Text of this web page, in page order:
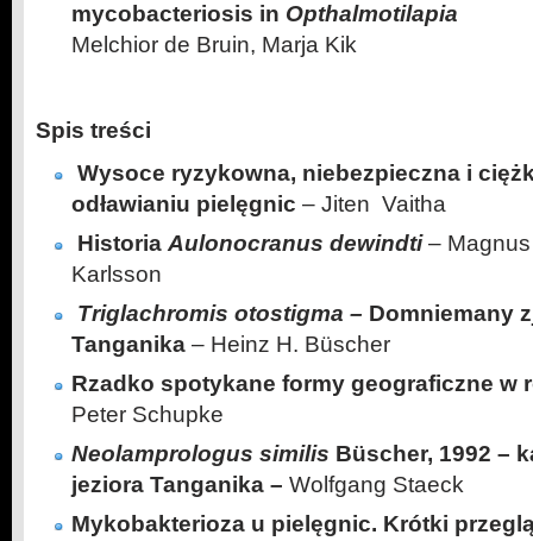
mycobacteriosis in Opthalmotilapia
Melchior de Bruin, Marja Kik
Spis treści
Wysoce ryzykowna, niebezpieczna i
odławianiu pielęgnic – Jiten Vaitha
HistoriaAulonocranus dewindti– Magnus
Karlsson
Triglachromis otostigma – Domniemany
Tanganika – Heinz H. Büscher
Rzadko spotykane formy geograficzne w
Peter Schupke
Neolamprologus similis Büscher, 1992 –
jeziora Tanganika – Wolfgang Staeck
Mykobakterioza u pielęgnic. Krótki